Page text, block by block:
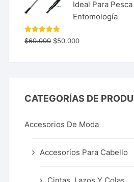
Ideal Para
Entomología
Valorado
con 5.00
$60.000 $50.000
CATEGORÍAS DE
Accesorios De Moda
Accesorios Para Cabello